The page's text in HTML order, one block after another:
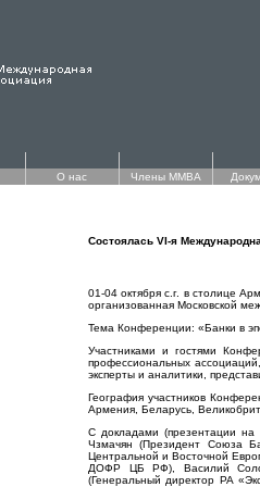
О нас Члены ММВА
Состоялась VI-я
01-04 октября с.г. в столице
организованная Московской
Тема Конференции: «Банки в
Участниками и гостями
профессиональных
эксперты и аналитики,
География участников
Армения, Беларусь,
С докладами (презентации
Чзмачян (Президент Союза
Центральной и Восточной
ДОФР ЦБ РФ), Василий
(Генеральный директор РА